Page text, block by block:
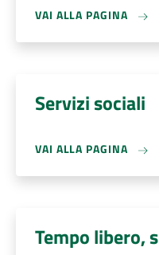
VAI ALLA PAGINA
Servizi sociali
VAI ALLA PAGINA
Tempo libero,